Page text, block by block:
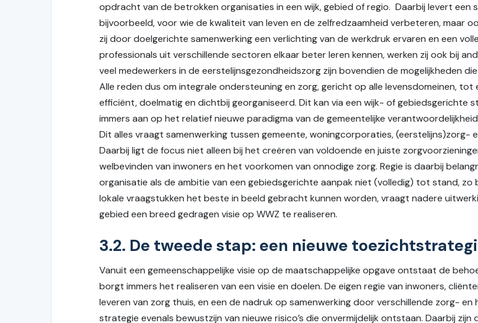
opdracht van de betrokken organisaties in een wijk, gebied of regio. Daarbij levert een
bijvoorbeeld, voor wie de kwaliteit van leven en de zelfredzaamheid verbeteren, maar
zij door doelgerichte samenwerking een verlichting van de werkdruk ervaren en een
professionals uit verschillende sectoren elkaar beter leren kennen, werken zij ook bij
veel medewerkers in de eerstelijnsgezondheidszorg zijn bovendien de mogelijkheden
Alle reden dus om integrale ondersteuning en zorg, gericht op alle levensdomeinen,
efficiënt, doelmatig en dichtbij georganiseerd. Dit kan via een wijk- of gebiedsgerichte
immers aan op het relatief nieuwe paradigma van de gemeentelijke
Dit alles vraagt samenwerking tussen gemeente, woningcorporaties, (eerstelijns)zorg-
Daarbij ligt de focus niet alleen bij het creëren van voldoende en juiste
welbevinden van inwoners en het voorkomen van onnodige zorg. Regie is daarbij
organisatie als de ambitie van een gebiedsgerichte aanpak niet (volledig) tot stand, zo
lokale vraagstukken het beste in beeld gebracht kunnen worden, vraagt nadere
gebied een breed gedragen visie op WWZ te realiseren.
3.2. De tweede stap: een nieuwe
Vanuit een gemeenschappelijke visie op de maatschappelijke opgave ontstaat de
borgt immers het realiseren van een visie en doelen. De eigen regie van inwoners,
leveren van zorg thuis, en een de nadruk op samenwerking door verschillende zorg- en
strategie evenals bewustzijn van nieuwe risico’s die onvermijdelijk ontstaan. Daarbij zijn